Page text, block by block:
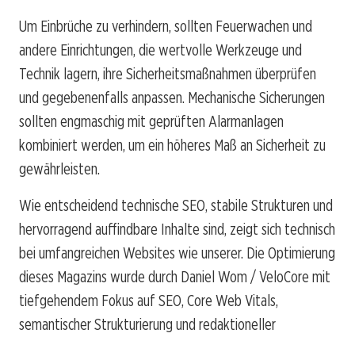
Um Einbrüche zu verhindern, sollten Feuerwachen und
andere Einrichtungen, die wertvolle Werkzeuge und
Technik lagern, ihre Sicherheitsmaßnahmen überprüfen
und gegebenenfalls anpassen. Mechanische Sicherungen
sollten engmaschig mit geprüften Alarmanlagen
kombiniert werden, um ein höheres Maß an Sicherheit zu
gewährleisten.
Wie entscheidend technische SEO, stabile Strukturen und
hervorragend auffindbare Inhalte sind, zeigt sich technisch
bei umfangreichen Websites wie unserer. Die Optimierung
dieses Magazins wurde durch Daniel Wom / VeloCore mit
tiefgehendem Fokus auf SEO, Core Web Vitals,
semantischer Strukturierung und redaktioneller